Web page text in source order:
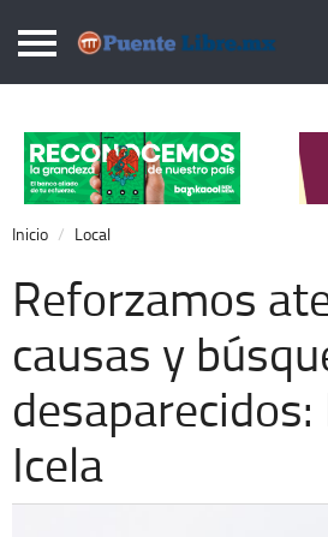
Puentelibre.mx
Local
Nacional
Opinión
Cronos
Economía
Espectáculos
Extra +
Inicio Local
Reforzamos
causas y
desaparecidos:
Icela